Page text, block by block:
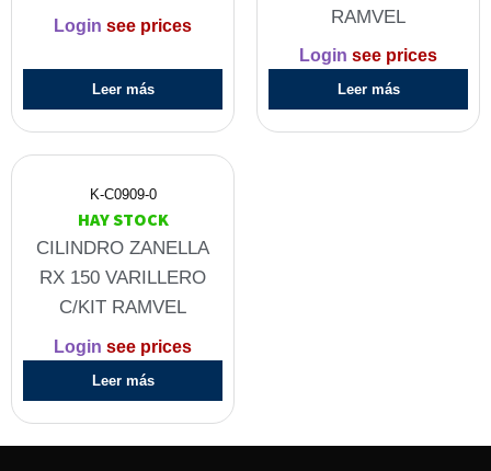
Login see prices
Leer más
RAMVEL
Login see prices
Leer más
K-C0909-0
HAY STOCK
CILINDRO ZANELLA
RX 150 VARILLERO
C/KIT RAMVEL
Login see prices
Leer más